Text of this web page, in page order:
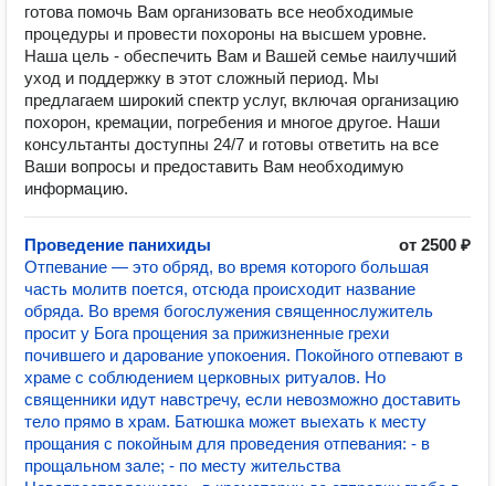
готова помочь Вам организовать все необходимые
процедуры и провести похороны на высшем уровне.
Наша цель - обеспечить Вам и Вашей семье наилучший
уход и поддержку в этот сложный период. Мы
предлагаем широкий спектр услуг, включая организацию
похорон, кремации, погребения и многое другое. Наши
консультанты доступны 24/7 и готовы ответить на все
Ваши вопросы и предоставить Вам необходимую
информацию.
Проведение панихиды
от 2500 ₽
Отпевание — это обряд, во время которого большая
часть молитв поется, отсюда происходит название
обряда. Во время богослужения священнослужитель
просит у Бога прощения за прижизненные грехи
почившего и дарование упокоения. Покойного отпевают в
храме с соблюдением церковных ритуалов. Но
священники идут навстречу, если невозможно доставить
тело прямо в храм. Батюшка может выехать к месту
прощания с покойным для проведения отпевания: - в
прощальном зале; - по месту жительства